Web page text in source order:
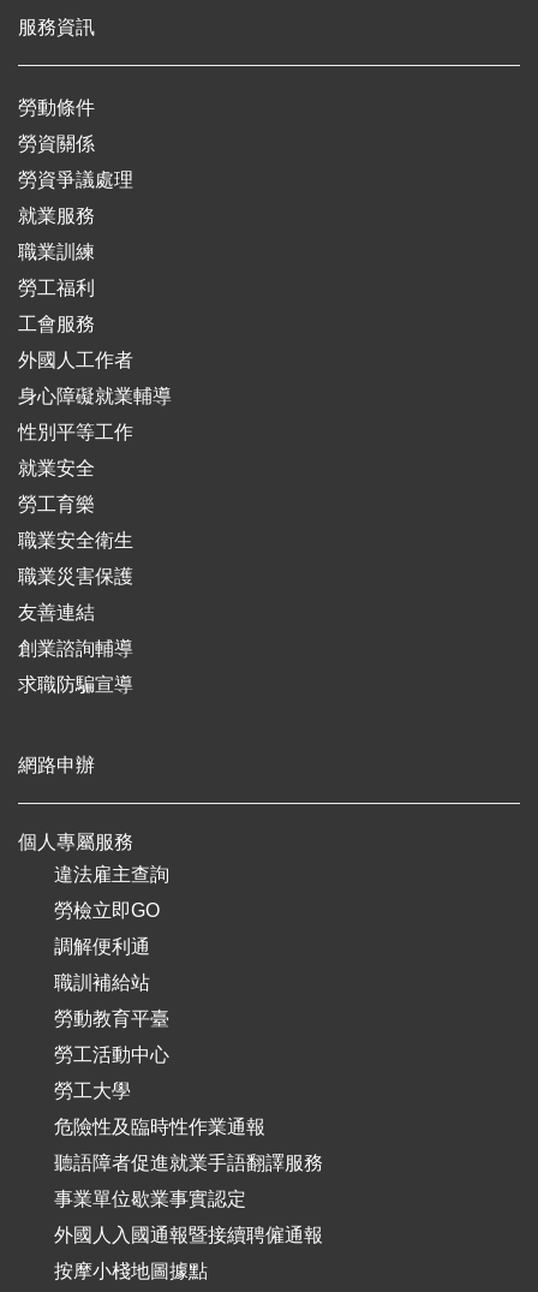
服務資訊
勞動條件
勞資關係
勞資爭議處理
就業服務
職業訓練
勞工福利
工會服務
外國人工作者
身心障礙就業輔導
性別平等工作
就業安全
勞工育樂
職業安全衛生
職業災害保護
友善連結
創業諮詢輔導
求職防騙宣導
網路申辦
個人專屬服務
違法雇主查詢
勞檢立即GO
調解便利通
職訓補給站
勞動教育平臺
勞工活動中心
勞工大學
危險性及臨時性作業通報
聽語障者促進就業手語翻譯服務
事業單位歇業事實認定
外國人入國通報暨接續聘僱通報
按摩小棧地圖據點